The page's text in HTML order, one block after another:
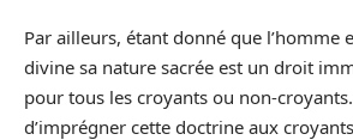
Par ailleurs, étant donné que l’homme
divine sa nature sacrée est un droit
pour tous les croyants ou non-
d’imprégner cette doctrine aux